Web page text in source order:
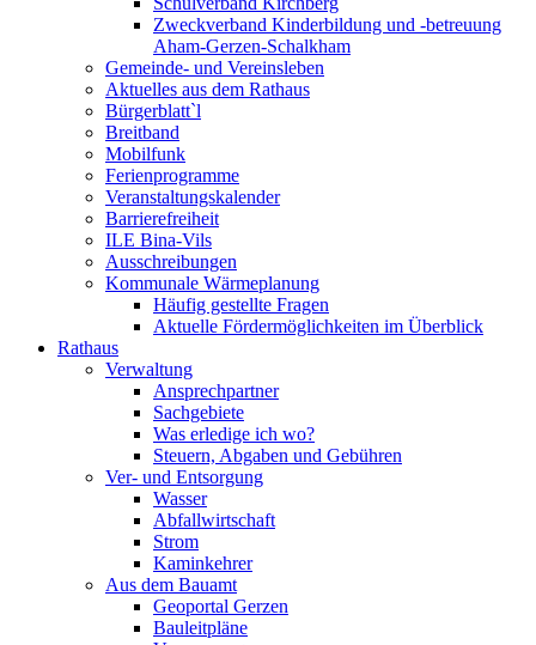
Zweckverband Kinderbildung und -betreuung
Aham-Gerzen-Schalkham
Gemeinde- und Vereinsleben
Aktuelles aus dem Rathaus
Bürgerblatt`l
Breitband
Mobilfunk
Ferienprogramme
Veranstaltungskalender
Barrierefreiheit
ILE Bina-Vils
Ausschreibungen
Kommunale Wärmeplanung
Häufig gestellte Fragen
Aktuelle Fördermöglichkeiten im Überblick
Rathaus
Verwaltung
Ansprechpartner
Sachgebiete
Was erledige ich wo?
Steuern, Abgaben und Gebühren
Ver- und Entsorgung
Wasser
Abfallwirtschaft
Strom
Kaminkehrer
Aus dem Bauamt
Geoportal Gerzen
Bauleitpläne